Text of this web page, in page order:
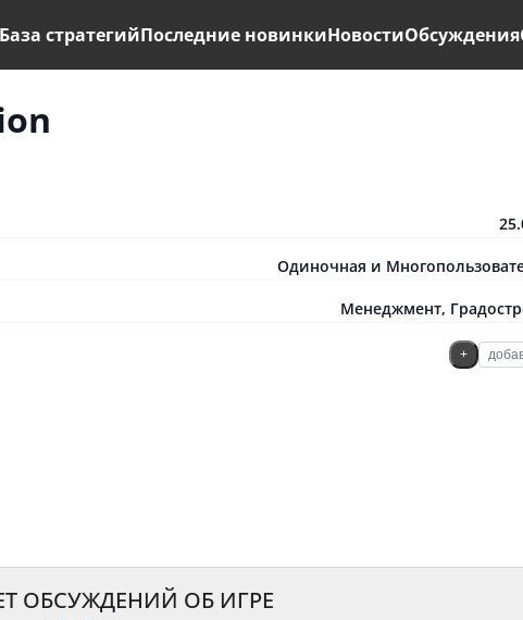
База стратегийПоследние новинкиНовостиОбсуждения
Одиночная и
Менеджмент,
+
ОБСУЖДЕНИЙ ОБ ИГРЕ